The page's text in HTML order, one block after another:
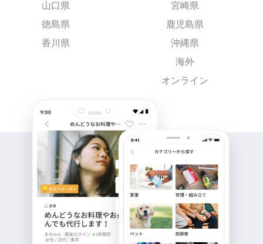
山口県
徳島県
香川県
宮崎県
鹿児島県
沖縄県
海外
オンライン